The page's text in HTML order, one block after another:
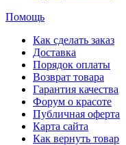
Помощь
Как сделать заказ
Доставка
Порядок оплаты
Возврат товара
Гарантия качества
Форум о красоте
Публичная оферта
Карта сайта
Как вернуть товар